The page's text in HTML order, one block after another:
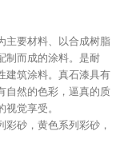
主要材料、以合成树脂
制而成的涂料。是耐
建筑涂料。真石漆具有
自然的色彩，逼真的质
觉享受。
砂，黄色系列彩砂，